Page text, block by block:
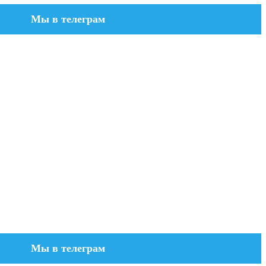
Мы в телеграм
Мы в телеграм